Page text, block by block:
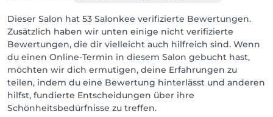
Dieser Salon hat 53 Salonkee verifizierte Bewertungen.
Zusätzlich haben wir unten einige nicht verifizierte
Bewertungen, die dir vielleicht auch hilfreich sind. Wenn
du einen Online-Termin in diesem Salon gebucht hast,
möchten wir dich ermutigen, deine Erfahrungen zu
teilen, indem du eine Bewertung hinterlässt und anderen
hilfst, fundierte Entscheidungen über ihre
Schönheitsbedürfnisse zu treffen.